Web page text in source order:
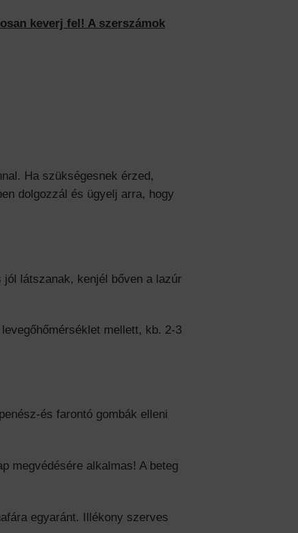
keverj fel! A szerszámok
Ha szükségesnek érzed,
dolgozzál és ügyelj arra, hogy
látszanak, kenjél bőven a lazúr
mellett, kb. 2-3
és farontó gombák elleni
megvédésére alkalmas! A beteg
egyaránt. Illékony szerves